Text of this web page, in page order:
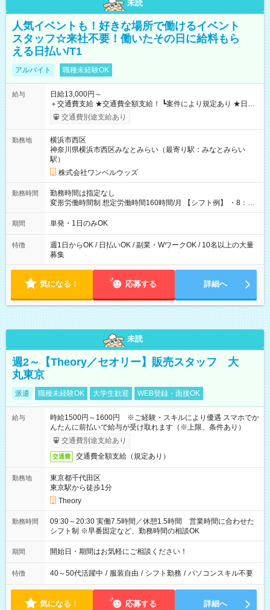
未読
人気イベントも！好きな場所で働けるイベント
スタッフ☆来社不要！働いたその日に給料もら
える日払い/T1
アルバイト 職種未経験OK
給与
日給13,000円～
＋交通費支給 ★交通費全額支給！ ┗案件により規定あり ★日払
いOK！（規定あり） ┗働いたその日に現金GET♪ お仕事後はコ
ンビニATMから 日払い分を引き落とせます！ 【試用期間】試
交通費別途支給あり
勤務地
横浜市西区
神奈川県横浜市西区みなとみらい（最寄り駅：みなとみらい
駅）
株式会社ワンベルウッズ
勤務時間
勤務時間は指定なし
変形労働時間制 想定労働時間160時間/月 【シフト例】 ・8：00
～21：00
期間 単発・1日のみOK
特徴
週1日からOK / 日払いOK / 副業・WワークOK / 10名以上の大量
募集
気になる！ 応募する 詳細へ
未読
週2～【Theory／セオリー】販売スタッフ 大
丸東京
派遣 職種未経験OK 大学生歓迎 WEB登録・面接OK
給与
時給1500円～1600円 ※ご経験・スキルにより優遇 スマホでか
んたんに前払いで給与が受け取れます（※上限、条件あり）
交通費別途支給あり
交通費 交通費全額支給（規定あり）
勤務地
東京都千代田区
東京駅から徒歩1分
Theory
勤務時間
09:30～20:30 実働7.5時間／休憩1.5時間 営業時間に合わせた
シフト制 ※早番固定など、勤務時間の相談OK
期間 開始日・期間はお気軽にご相談ください！
特徴 40～50代活躍中 / 服装自由 / シフト勤務 / パソコンスキル不要
気になる！ 応募する 詳細へ